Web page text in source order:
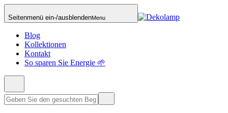
Seitenmenü ein-/ausblendenMenu
Blog
Kollektionen
Kontakt
So sparen Sie Energie 🌱